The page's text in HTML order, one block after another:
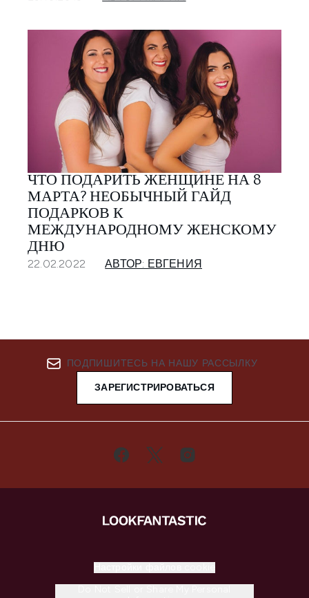
ЧТО ПОДАРИТЬ ЖЕНЩИНЕ НА 8
МАРТА? НЕОБЫЧНЫЙ ГАЙД
ПОДАРКОВ К
МЕЖДУНАРОДНОМУ ЖЕНСКОМУ
ДНЮ
22.02.2022 АВТОР: ЕВГЕНИЯ
ПОДПИШИТЕСЬ НА НАШУ РАССЫЛКУ
ЗАРЕГИСТРИРОВАТЬСЯ